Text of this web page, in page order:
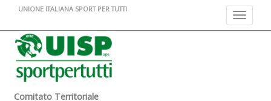
Toggle
UNIONE ITALIANA SPORT PER TUTTI
Comitato Territoriale